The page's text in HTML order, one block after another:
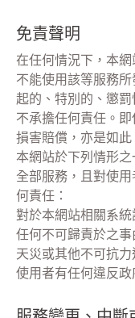
免責聲明
在任何情況下，本
不能使用該等服務
起的、特別的、懲
不承擔任何責任。
損害賠償，亦是如此
本網站於下列情形
全部服務，且對使
何責任：
對於本網站相關系
任何不可歸責於之
天災或其他不可抗
使用者有任何違反